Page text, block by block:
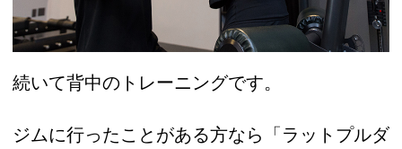
続いて背中のトレーニングです。
ジムに行ったことがある方なら「ラットプルダ